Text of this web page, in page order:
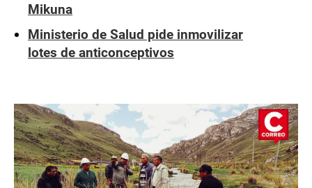
Mikuna
Ministerio de Salud pide inmovilizar
lotes de anticonceptivos